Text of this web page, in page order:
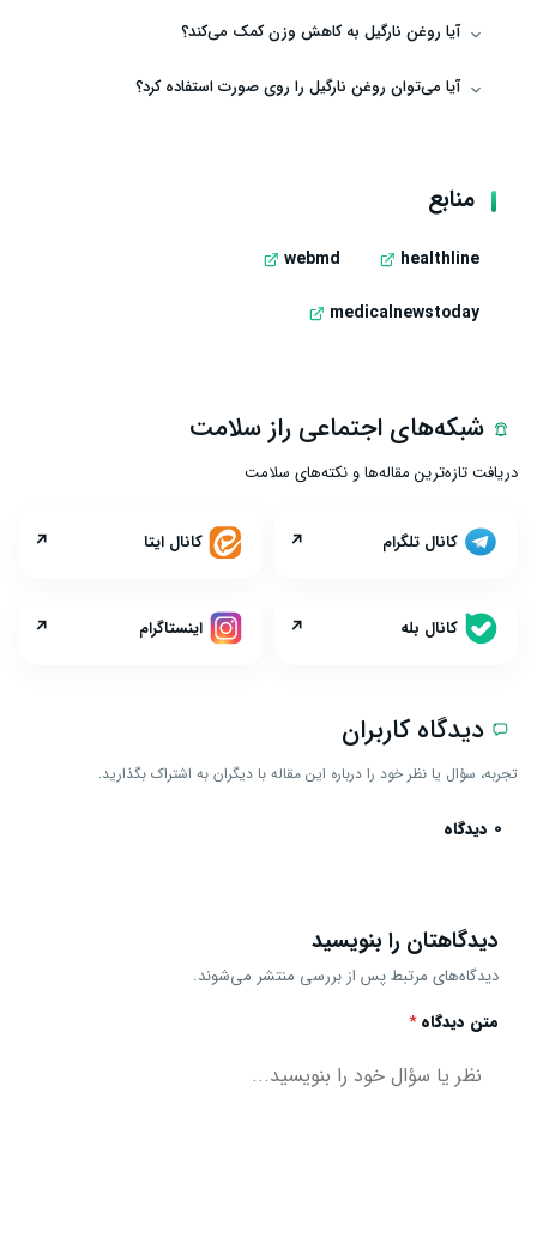
آیا روغن نارگیل به کاهش وزن کمک می‌کند؟
آیا می‌توان روغن نارگیل را روی صورت استفاده کرد؟
منابع
healthline
webmd
medicalnewstoday
شبکه‌های اجتماعی راز سلامت
دریافت تازه‌ترین مقاله‌ها و نکته‌های سلامت
کانال تلگرام ↗ کانال ایتا ↗
کانال بله ↗ اینستاگرام ↗
دیدگاه کاربران
تجربه، سؤال یا نظر خود را درباره این مقاله با دیگران به اشتراک بگذارید.
0 دیدگاه
دیدگاهتان را بنویسید
دیدگاه‌های مرتبط پس از بررسی منتشر می‌شوند.
متن دیدگاه*